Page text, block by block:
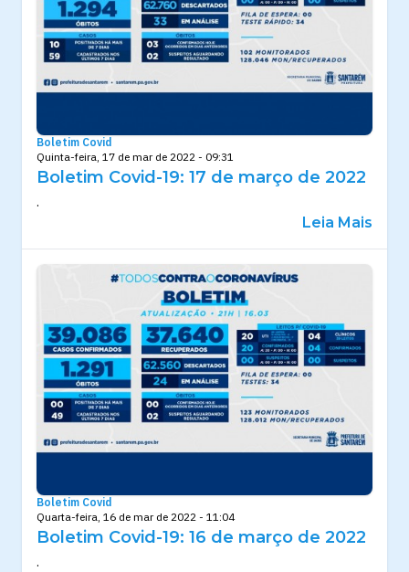
Boletim Covid
Quinta-feira, 17 de mar de 2022 - 09:31
Boletim Covid-19: 17 de março de 2022
.
Leia Mais
Boletim Covid
Quarta-feira, 16 de mar de 2022 - 11:04
Boletim Covid-19: 16 de março de 2022
.